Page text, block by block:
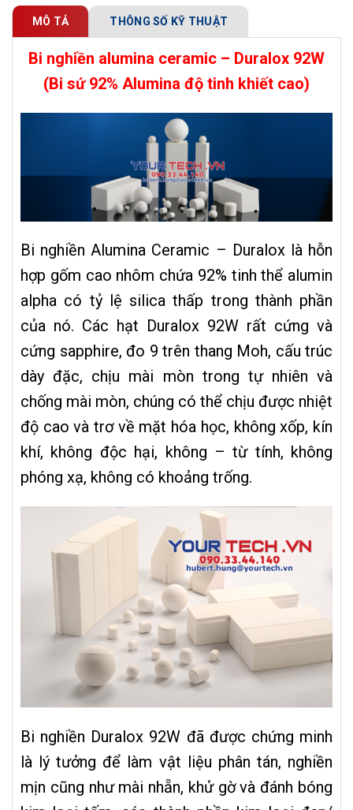
MÔ TẢ THÔNG SỐ KỸ THUẬT
Bi nghiền alumina ceramic – Duralox 92W
(Bi sứ 92% Alumina độ tinh khiết cao)
Bi nghiền Alumina Ceramic – Duralox là hỗn
hợp gốm cao nhôm chứa 92% tinh thể alumin
alpha có tỷ lệ silica thấp trong thành phần
của nó. Các hạt Duralox 92W rất cứng và
cứng sapphire, đo 9 trên thang Moh, cấu trúc
dày đặc, chịu mài mòn trong tự nhiên và
chống mài mòn, chúng có thể chịu được nhiệt
độ cao và trơ về mặt hóa học, không xốp, kín
khí, không độc hại, không – từ tính, không
phóng xạ, không có khoảng trống.
Bi nghiền Duralox 92W đã được chứng minh
là lý tưởng để làm vật liệu phân tán, nghiền
mịn cũng như mài nhẵn, khử gờ và đánh bóng